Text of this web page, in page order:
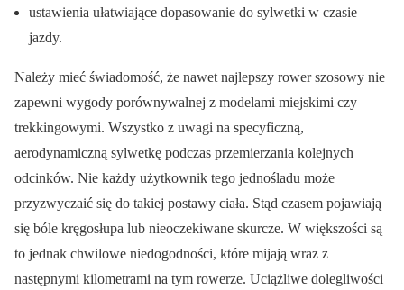
ustawienia ułatwiające dopasowanie do sylwetki w czasie
jazdy.
Należy mieć świadomość, że nawet najlepszy rower szosowy nie
zapewni wygody porównywalnej z modelami miejskimi czy
trekkingowymi. Wszystko z uwagi na specyficzną,
aerodynamiczną sylwetkę podczas przemierzania kolejnych
odcinków. Nie każdy użytkownik tego jednośladu może
przyzwyczaić się do takiej postawy ciała. Stąd czasem pojawiają
się bóle kręgosłupa lub nieoczekiwane skurcze. W większości są
to jednak chwilowe niedogodności, które mijają wraz z
następnymi kilometrami na tym rowerze. Uciążliwe dolegliwości